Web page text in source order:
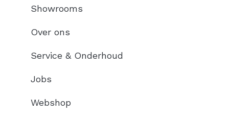
Showrooms
Over ons
Service & Onderhoud
Jobs
Webshop